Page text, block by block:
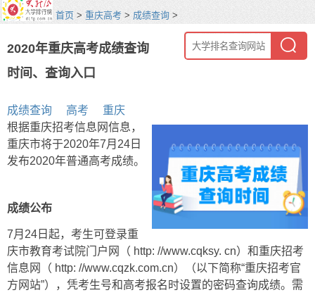
首页 > 重庆高考 > 成绩查询 >
2020年重庆高考成绩查询
时间、查询入口
成绩查询 高考
重庆
根据重庆招考信息网信息，
重庆市将于2020年7月24日
发布2020年普通高考成绩。
成绩公布
7月24日起，考生可登录重
庆市教育考试院门户网（ http: //www.cqksy. cn）和重庆招考
信息网（ http: //www.cqzk.com.cn）（以下简称“重庆招考官
方网站”），凭考生号和高考报名时设置的密码查询成绩。需